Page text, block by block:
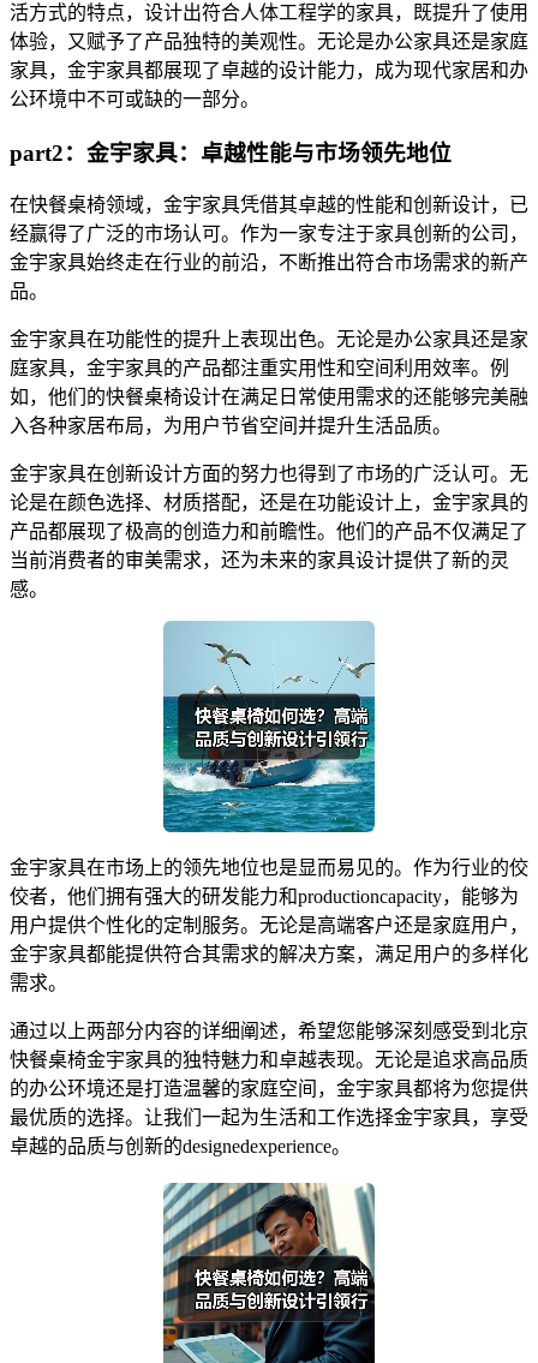
活方式的特点，设计出符合人体工程学的家具，既提升了使用
体验，又赋予了产品独特的美观性。无论是办公家具还是家庭
家具，金宇家具都展现了卓越的设计能力，成为现代家居和办
公环境中不可或缺的一部分。
part2：金宇家具：卓越性能与市场领先地位
在快餐桌椅领域，金宇家具凭借其卓越的性能和创新设计，已
经赢得了广泛的市场认可。作为一家专注于家具创新的公司，
金宇家具始终走在行业的前沿，不断推出符合市场需求的新产
品。
金宇家具在功能性的提升上表现出色。无论是办公家具还是家
庭家具，金宇家具的产品都注重实用性和空间利用效率。例
如，他们的快餐桌椅设计在满足日常使用需求的还能够完美融
入各种家居布局，为用户节省空间并提升生活品质。
金宇家具在创新设计方面的努力也得到了市场的广泛认可。无
论是在颜色选择、材质搭配，还是在功能设计上，金宇家具的
产品都展现了极高的创造力和前瞻性。他们的产品不仅满足了
当前消费者的审美需求，还为未来的家具设计提供了新的灵
感。
金宇家具在市场上的领先地位也是显而易见的。作为行业的佼
佼者，他们拥有强大的研发能力和productioncapacity，能够为
用户提供个性化的定制服务。无论是高端客户还是家庭用户，
金宇家具都能提供符合其需求的解决方案，满足用户的多样化
需求。
通过以上两部分内容的详细阐述，希望您能够深刻感受到北京
快餐桌椅金宇家具的独特魅力和卓越表现。无论是追求高品质
的办公环境还是打造温馨的家庭空间，金宇家具都将为您提供
最优质的选择。让我们一起为生活和工作选择金宇家具，享受
卓越的品质与创新的designedexperience。